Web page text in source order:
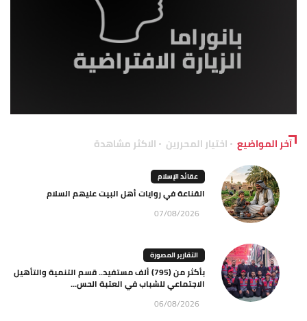
آخر المواضيع اختيار المحررين الاكثر مشاهدة
عقائد الإسلام
القناعة في روايات أهل البيت عليهم السلام
07/08/2026
التقارير المصورة
بأكثر من (795) ألف مستفيد.. قسم التنمية والتأهيل
الاجتماعي للشباب في العتبة الحس...
06/08/2026